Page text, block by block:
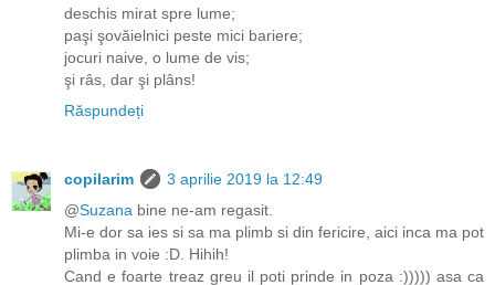
deschis mirat spre lume;
paşi şovăielnici peste mici bariere;
jocuri naive, o lume de vis;
şi râs, dar şi plâns!
Răspundeți
copilarim
3 aprilie 2019 la 12:49
@Suzana bine ne-am regasit.
Mi-e dor sa ies si sa ma plimb si din fericire, aici inca ma pot
plimba in voie :D. Hihih!
Cand e foarte treaz greu il poti prinde in poza :))))) asa ca